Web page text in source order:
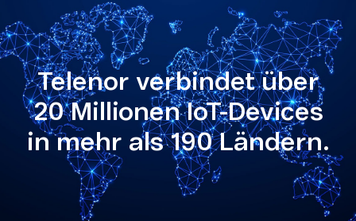
Telenor verbindet über
20 Millionen IoT-Devices
in mehr als 190 Ländern.